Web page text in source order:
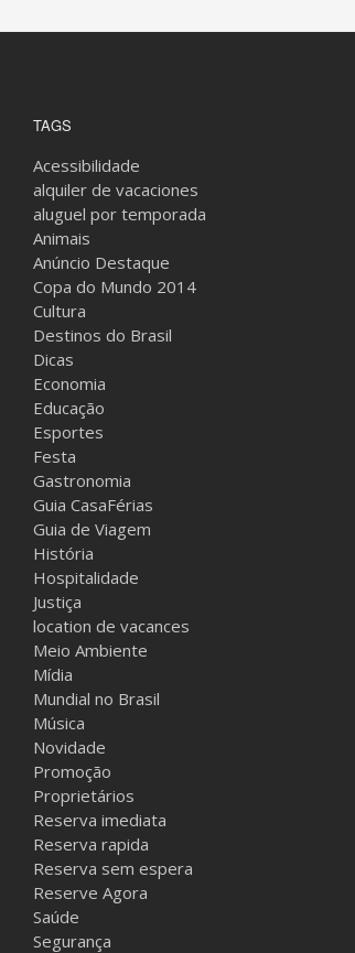
TAGS
Acessibilidade
alquiler de vacaciones
aluguel por temporada
Animais
Anúncio Destaque
Copa do Mundo 2014
Cultura
Destinos do Brasil
Dicas
Economia
Educação
Esportes
Festa
Gastronomia
Guia CasaFérias
Guia de Viagem
História
Hospitalidade
Justiça
location de vacances
Meio Ambiente
Mídia
Mundial no Brasil
Música
Novidade
Promoção
Proprietários
Reserva imediata
Reserva rapida
Reserva sem espera
Reserve Agora
Saúde
Segurança